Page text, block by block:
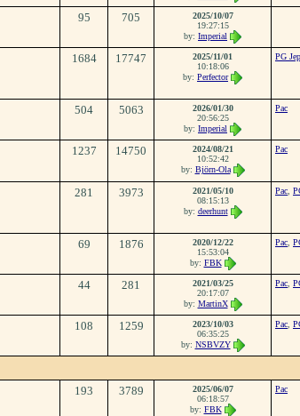
95 705
2025/10/07
19:27:15
by: Imperial
1684 17747
2025/11/01
10:18:06
by: Perfector
PG
504 5063
2026/01/30
20:56:25
by: Imperial
Pac
1237 14750
2024/08/21
10:52:42
by: Björn-Ola
Pac
281 3973
2021/05/10
08:15:13
by: deerhunt
Pac
69 1876
2020/12/22
15:53:04
by: FBK
Pac
44 281
2021/03/25
20:17:07
by: MartinX
Pac
108 1259
2023/10/03
06:35:25
by: NSBVZY
Pac
193 3789
2025/06/07
06:18:57
by: FBK
Pac